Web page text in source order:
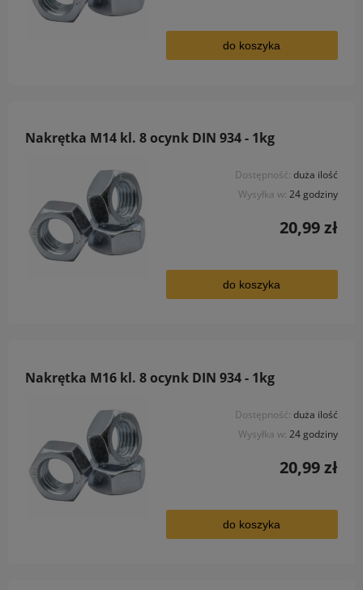
do koszyka
Nakrętka M14 kl. 8 ocynk DIN 934 - 1kg
Dostępność: duża ilość
Wysyłka w: 24 godziny
20,99 zł
do koszyka
Nakrętka M16 kl. 8 ocynk DIN 934 - 1kg
Dostępność: duża ilość
Wysyłka w: 24 godziny
20,99 zł
do koszyka